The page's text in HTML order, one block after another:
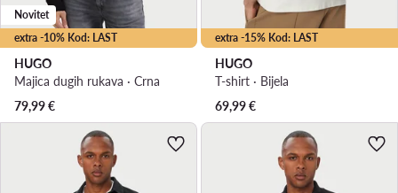
extra -10% Kod: LAST
Novitet
HUGO
Majica dugih rukava · Crna
79,99€
extra -15% Kod: LAST
HUGO
T-shirt · Bijela
69,99€